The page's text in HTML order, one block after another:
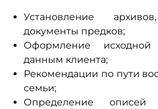
Установление
документы предков;
Оформление
данным клиента;
Рекомендации по пути
семьи;
Определение описей